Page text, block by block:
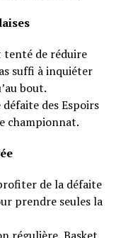
tenté de réduire
suffi à inquiéter
bout.
des Espoirs
championnat.
de la défaite
prendre seules la